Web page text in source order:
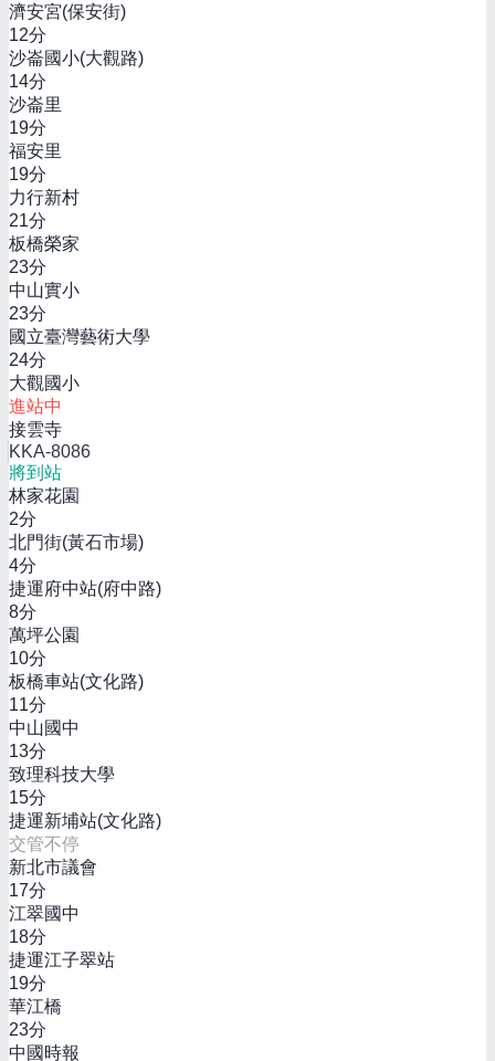
濟安宮(保安街)
12分
沙崙國小(大觀路)
14分
沙崙里
19分
福安里
19分
力行新村
21分
板橋榮家
23分
中山實小
23分
國立臺灣藝術大學
24分
大觀國小
進站中
接雲寺
KKA-8086
將到站
林家花園
2分
北門街(黃石市場)
4分
捷運府中站(府中路)
8分
萬坪公園
10分
板橋車站(文化路)
11分
中山國中
13分
致理科技大學
15分
捷運新埔站(文化路)
交管不停
新北市議會
17分
江翠國中
18分
捷運江子翠站
19分
華江橋
23分
中國時報